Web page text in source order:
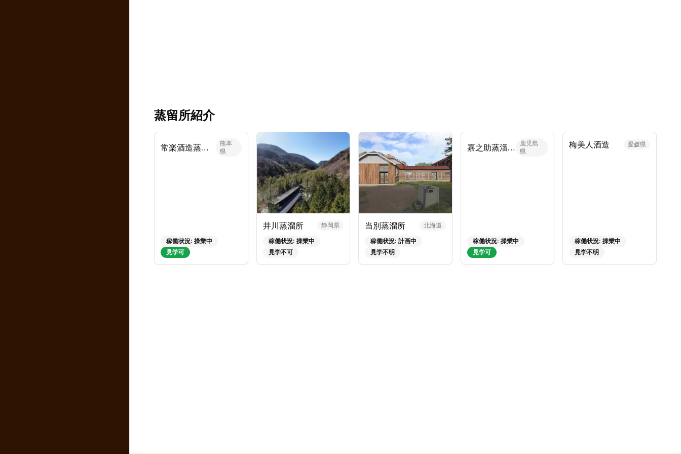
蒸留所紹介
常楽酒造蒸留所
熊本
県
稼働状況: 操業中
見学可
井川蒸溜所 静岡県
稼働状況: 操業中
見学不可
当別蒸溜所 北海道
稼働状況:計画中
見学不明
嘉之助蒸溜所
鹿児島
県
稼働状況: 操業中
見学可
梅美人酒造 愛媛県
稼働状況:操業中
見学不明